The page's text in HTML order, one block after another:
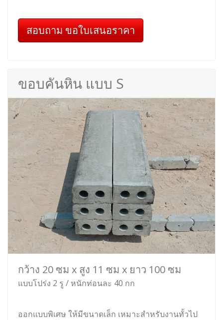
สอบถาม ขอใบเสนอราคา
ขอบคันหิน แบบ S
กว้าง 20 ซม x สูง 11 ซม x ยาว 100 ซม
แบบโปร่ง 2 รู / หนักท่อนละ 40 กก
ออกแบบพิเศษ ให้มีขนาดเล็ก เหมาะสำหรับงานทั้วไป